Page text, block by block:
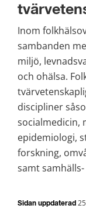
Inom
sambanden
miljö,
och ohälsa.
discipliner
socialmedicin,
epidemiologi,
forskning,
samt
Sidan uppdaterad